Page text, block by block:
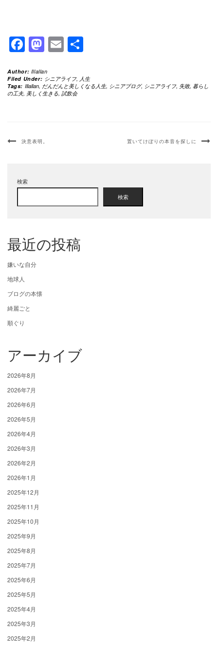
Facebook
Mastodon
Email
Author: Illallan
Filed Under: シニアライフ, 人生
Tags: Illallan, だんだんと美しくなる人生, シニアブログ, シニアライフ, 失敗, 暮らし
の工夫, 美しく生きる, 試飲会
決意表明。 置いてけぼりの本音を探しに
検索
検索
最近の投稿
嫌いな自分
地球人
ブログの本懐
綺麗ごと
順ぐり
アーカイブ
2026年8月
2026年7月
2026年6月
2026年5月
2026年4月
2026年3月
2026年2月
2026年1月
2025年12月
2025年11月
2025年10月
2025年9月
2025年8月
2025年7月
2025年6月
2025年5月
2025年4月
2025年3月
2025年2月